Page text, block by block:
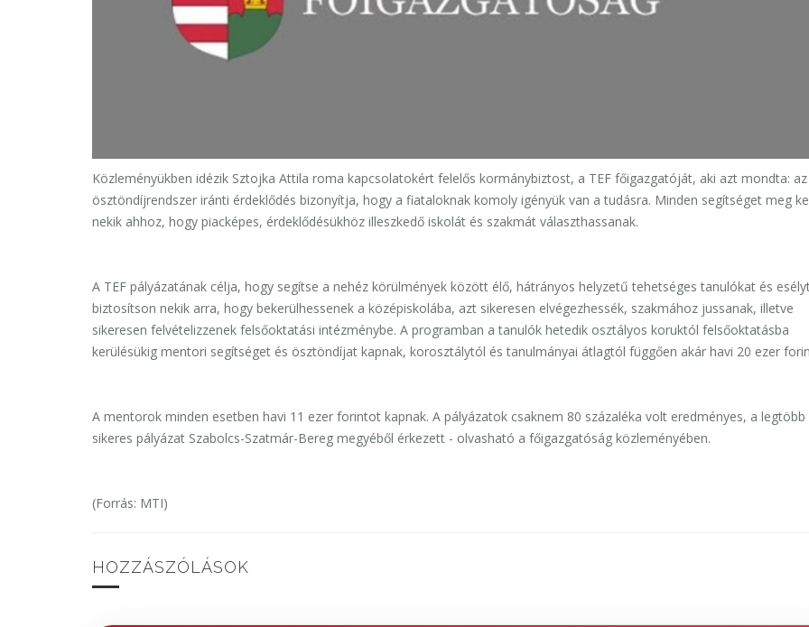
Közleményükben idézik Sztojka Attila roma kapcsolatokért felelős kormánybiztost, a TEF főigazgatóját, aki azt mondta: az
ösztöndíjrendszer iránti érdeklődés bizonyítja, hogy a fiataloknak komoly igényük van a tudásra. Minden segítséget meg
nekik ahhoz, hogy piacképes, érdeklődésükhöz illeszkedő iskolát és szakmát választhassanak.
A TEF pályázatának célja, hogy segítse a nehéz körülmények között élő, hátrányos helyzetű tehetséges tanulókat és
biztosítson nekik arra, hogy bekerülhessenek a középiskolába, azt sikeresen elvégezhessék, szakmához jussanak, illetve
sikeresen felvételizzenek felsőoktatási intézménybe. A programban a tanulók hetedik osztályos koruktól felsőoktatásba
kerülésükig mentori segítséget és ösztöndíjat kapnak, korosztálytól és tanulmányai átlagtól függően akár havi 20 ezer
A mentorok minden esetben havi 11 ezer forintot kapnak. A pályázatok csaknem 80 százaléka volt eredményes, a legtöbb
sikeres pályázat Szabolcs-Szatmár-Bereg megyéből érkezett - olvasható a főigazgatóság közleményében.
(Forrás: MTI)
HOZZÁSZÓLÁSOK